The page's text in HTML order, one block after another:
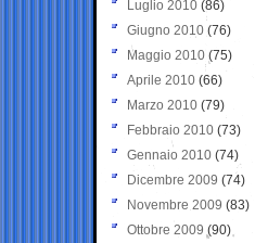
Luglio 2010 (86)
Giugno 2010 (76)
Maggio 2010 (75)
Aprile 2010 (66)
Marzo 2010 (79)
Febbraio 2010 (73)
Gennaio 2010 (74)
Dicembre 2009 (74)
Novembre 2009 (83)
Ottobre 2009 (90)